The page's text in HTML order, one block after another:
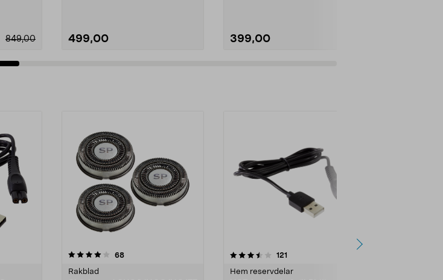
849,00 499,00 399,00
68recensioner
Rakblad
3.5av 5 stjärnor 121
Hem reservdelar
0.0 av 5 stjärnor